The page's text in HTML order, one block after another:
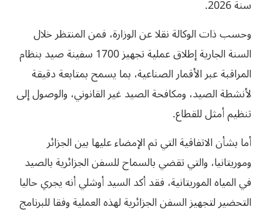
سنة 2026.
وحسب ذات الوكالة نقلا عن الوزارة، فمن المنتظر خلال
السنة الجارية إطلاق عملية تجهيز 1700 سفينة صيد بنظام
المراقبة عبر الأقمار الصناعية، بما يسمح بمتابعة دقيقة
لأنشطة الصيد، ومكافحة الصيد غير القانوني، والوصول إلى
تنظيم أمثل للقطاع.
أما بشأن الاتفاقية التي تم الإمضاء عليها بين الجزائر
وموريتانيا، والتي تقضي بالسماح للسفن الجزائرية بالصيد
في المياه الموريتانية، فقد أكد السيد أوشلي أنه يجري حاليا
التحضير لتجهيز السفن الجزائرية لهذه العملية وفقا للبرنامج